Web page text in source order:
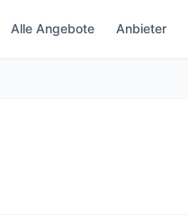
Alle Angebote Anbieter